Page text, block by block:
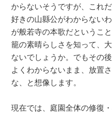
からないそうですが、これ
好きの山縣公がわからない
が般若寺の本歌だというこ
籠の素晴らしさを知って、
ないでしょうか。でもその
よくわからないまま、放置
な、と想像します。
現在では、庭園全体の修復